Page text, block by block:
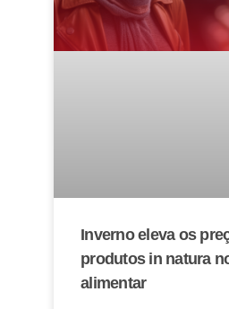
Inverno eleva os
produtos in natura
alimentar